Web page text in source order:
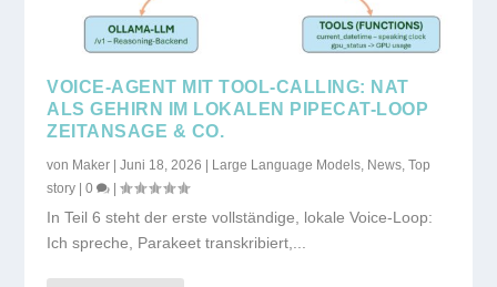
VOICE-AGENT MIT TOOL-CALLING: NAT
ALS GEHIRN IM LOKALEN PIPECAT-LOOP
ZEITANSAGE & CO.
von Maker |Juni 18, 2026 | Large Language Models News ,Top
story |0 |
In Teil 6 steht der erste vollständige, lokale Voice-Loop:
Ich spreche, Parakeet transkribiert,...